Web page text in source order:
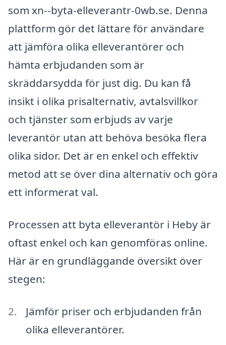
som xn--byta-elleverantr-0wb.se. Denna
plattform gör det lättare för användare
att jämföra olika elleverantörer och
hämta erbjudanden som är
skräddarsydda för just dig. Du kan få
insikt i olika prisalternativ, avtalsvillkor
och tjänster som erbjuds av varje
leverantör utan att behöva besöka flera
olika sidor. Det är en enkel och effektiv
metod att se över dina alternativ och göra
ett informerat val.
Processen att byta elleverantör i Heby är
oftast enkel och kan genomföras online.
Här är en grundläggande översikt över
stegen:
Jämför priser och erbjudanden från
olika elleverantörer.